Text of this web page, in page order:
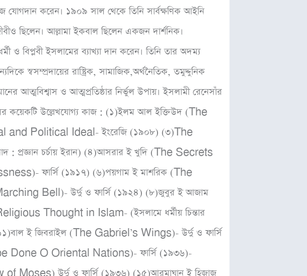
যোগদান করেন। ১৯০৯ সাল থেকে তিনি সার্বক্ষণিক আইনি
ছিলেন। আল্লামা ইকবাল ছিলেন একজন দার্শনিক।
ও বিপ্লবী ইসলামের ব্যাখ্যা দান করেন। তিনি তার অদম্য
স্বসম্প্রদায়ের রাষ্ট্রিক, সামাজিক,অর্থনৈতিক, তমুদ্দুনিক
আত্মবিশ্বাস ও আত্মপ্রতিষ্ঠার নির্ভুল উপায়। ইসলামী রেনেসাঁর
কয়েকটি উল্লেখযোগ্য কাজ : (১)ইলম আল ইক্তিউদ (The
and Political Ideal- ইংরেজি (১৯০৮) (৩)The
চর্চায় ইরান) (৪)আসরার ই খুদি (The Secrets
ফার্সি (১৯১৭) (৬)পয়গাম ই মাশরিক (The
Bell)- উর্দু ও ফার্সি (১৯২৪) (৮)জুবুর ই আজাম
Thought in Islam- (ইসলামে ধর্মীয় চিন্তার
ই জিবরাইল (The Gabriel’s Wings)- উর্দু ও ফার্সি
Done O Oriental Nations)- ফার্সি (১৯৩৬)-
Moses) উর্দু ও ফার্সি (১৯৩৬) (১৫)আরমাঘান ই হিজাজ